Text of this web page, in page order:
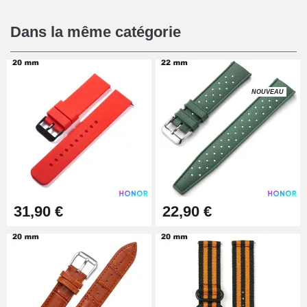
16,90 €
Pied à Coulisse Numérique
9,90 €
Pince à Poinçonner (pince trou)
Pince Trou pour Bracelet de
Kit Horlogerie Débutant
Dans la même catégorie
31,90 €
NOUVEAU
22,90 €